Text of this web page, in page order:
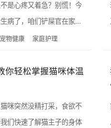
是心疼又着急？别慌！今
病了，咱们铲屎官在家能
一点，也能更好地配合治
宠物健康 家庭护理
你轻松掌握猫咪体温
咪突然没精打采，食欲不
们快速了解猫主子的身体